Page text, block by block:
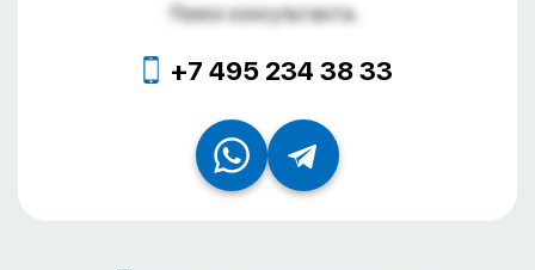
Поиск консультанта...
+7 495 234 38 33